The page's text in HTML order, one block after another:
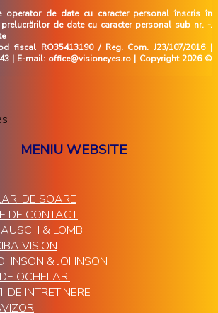
operator de date cu caracter personal înscris în
de date cu caracter personal sub nr. -.
fiscal RO35413190 / Reg. Com. J23/107/2016 |
| E-mail: office@visioneyes.ro | Copyright 2026 ©
MENIU WEBSITE
DE SOARE
DE CONTACT
& LOMB
VISION
& JOHNSON
OCHELARI
DE INTRETINERE